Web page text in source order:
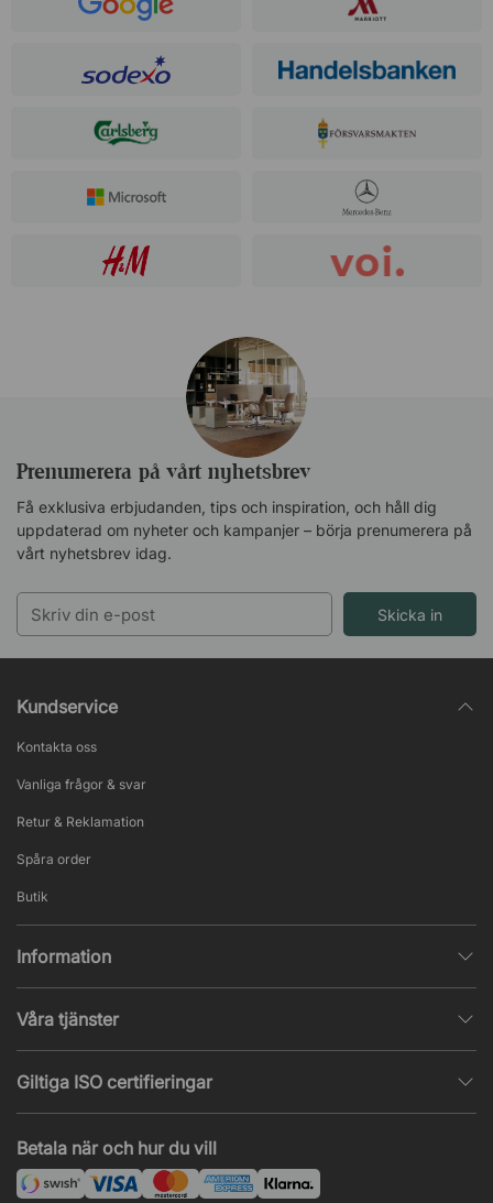
Prenumerera på vårt nyhetsbrev
Få exklusiva erbjudanden, tips och inspiration, och håll dig
uppdaterad om nyheter och kampanjer – börja prenumerera på
vårt nyhetsbrev idag.
Skicka in
Kundservice
Kontakta oss
Vanliga frågor & svar
Retur & Reklamation
Spåra order
Butik
Information
Försäljningsvillkor
Populära sidor
Jobba hos oss
Nyheter & artiklar
Våra tjänster
Tysta rum & telefonbås
Projekt & offert
Betala när och hur du vill
Giltiga ISO certifieringar
ISO 14001– Miljöledning
ISO 45001– Arbetsmiljöledning